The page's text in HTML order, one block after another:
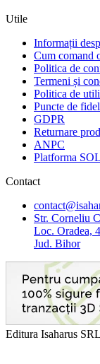
Utile
Informații
Cum comand
Politica de
Termeni și
Politica de
Puncte de
GDPR
Returnare
ANPC
Platforma SOL
Contact
Str. Corneliu
Loc. Oradea,
Jud. Bihor
Editura Isaharus